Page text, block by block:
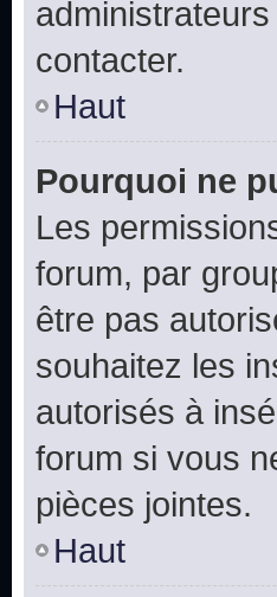
contacter.
Haut
Pourquoi ne
Les
forum, par
être pas
souhaitez les
autorisés à
forum si vous
pièces jointes.
Haut